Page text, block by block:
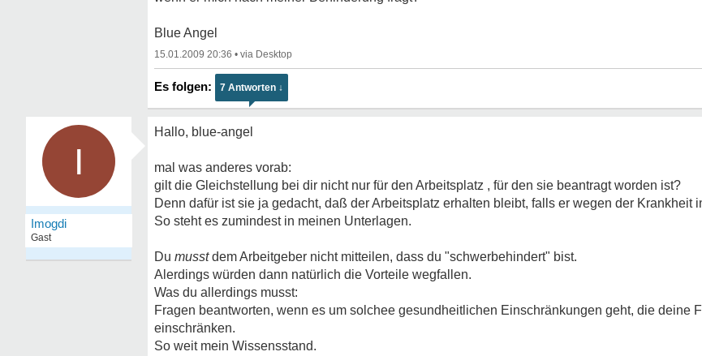
Blue Angel
15.01.2009 20:36 •
7 Antworten ↓
I
Imogdi
Gast
Hallo, blue-angel
mal was anderes vorab:
gilt die Gleichstellung bei dir nicht nur für den Arbeitsplatz , für den sie beantragt worden ist?
Denn dafür ist sie ja gedacht, daß der Arbeitsplatz erhalten bleibt, falls er wegen der Krankheit
So steht es zumindest in meinen Unterlagen.
Du musstdem Arbeitgeber nicht mitteilen, dass du "schwerbehindert" bist.
Alerdings würden dann natürlich die Vorteile wegfallen.
Was du allerdings musst:
Fragen beantworten, wenn es um solchee gesundheitlichen Einschränkungen geht, die deine
einschränken.
So weit mein Wissensstand.